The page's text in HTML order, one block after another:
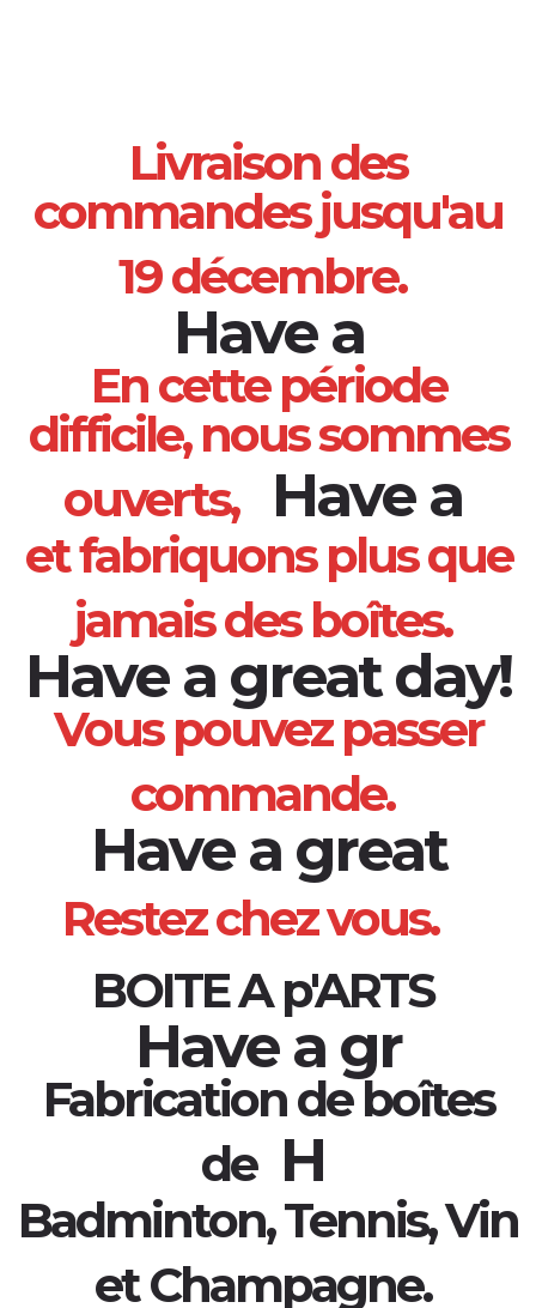
Livraison des
commandes jusqu'au
19 décembre.
These a
En cette période
difficile, nous sommes
ouverts,
These are th
et fabriquons plus que
jamais des boîtes.
Vous pouvez passer
commande. These
Restez chez vous.
These are the de
BOITE A p'ARTS
These are
Fabrication de boîtes
These are the
Badminton, Tennis, Vin
et Champagne.